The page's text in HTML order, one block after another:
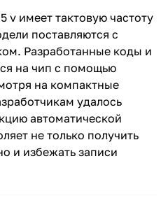
v имеет тактовую частоту
поставляются с
Разработанные коды и
на чип с помощью
на компактные
удалось
автоматической
не только получить
и избежать записи